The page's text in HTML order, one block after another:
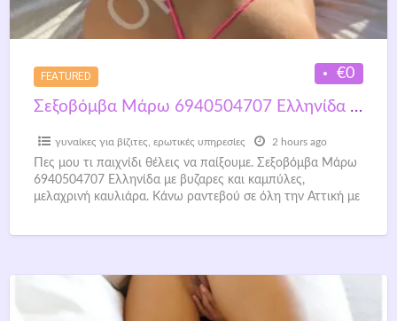
FEATURED
€0
Σεξοβόμβα Μάρω 6940504707 Ελληνίδα 24 ΕΤΩΝ ΔΡΟΣΕΡΗ ΚΑΙ ΑΚΡΩΣ ΚΑΥΤΗ
γυναίκες για βίζιτες ερωτικές υπηρεσίες 2 hours ago
Πες μου τι παιχνίδι θέλεις να παίξουμε. Σεξοβόμβα Μάρω
6940504707 Ελληνίδα με βυζαρες και καμπύλες,
μελαχρινή καυλιάρα. Κάνω ραντεβού σε όλη την Αττική με